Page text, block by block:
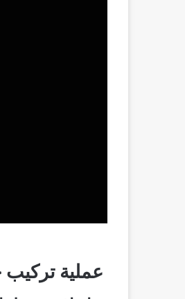
عملية